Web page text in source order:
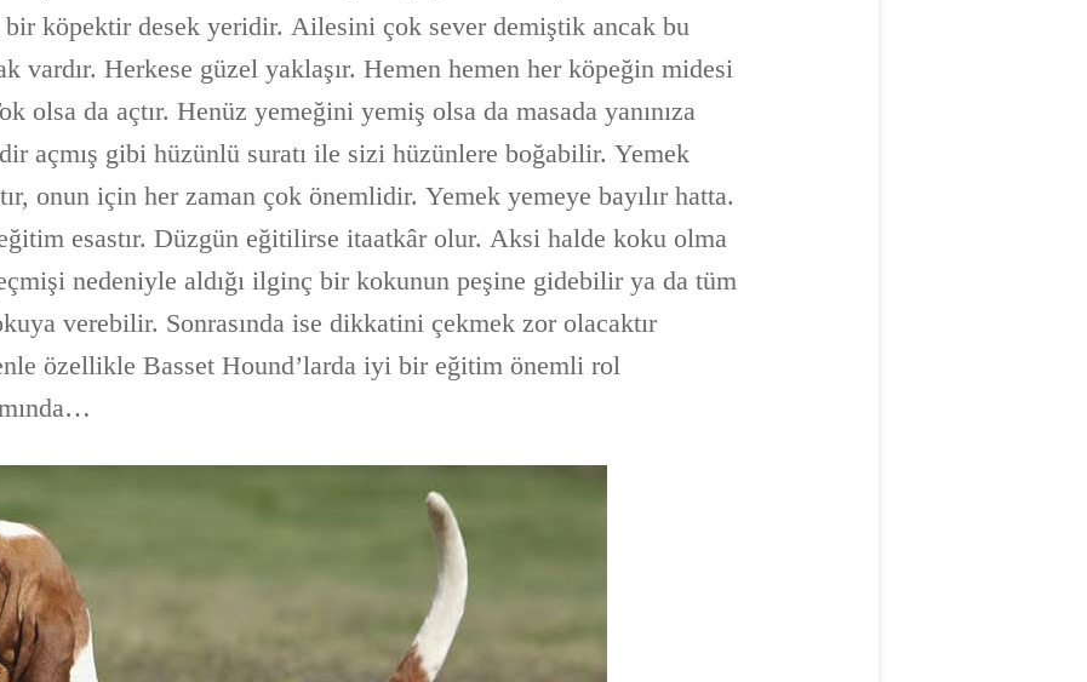
bir köpektir desek yeridir. Ailesini çok sever demiştik ancak bu
vardır. Herkese güzel yaklaşır. Hemen hemen her köpeğin midesi
olsa da açtır. Henüz yemeğini yemiş olsa da masada yanınıza
açmış gibi hüzünlü suratı ile sizi hüzünlere boğabilir. Yemek
onun için her zaman çok önemlidir. Yemek yemeye bayılır hatta.
esastır. Düzgün eğitilirse itaatkâr olur. Aksi halde koku olma
nedeniyle aldığı ilginç bir kokunun peşine gidebilir ya da tüm
verebilir. Sonrasında ise dikkatini çekmek zor olacaktır
özellikle Basset Hound’larda iyi bir eğitim önemli rol